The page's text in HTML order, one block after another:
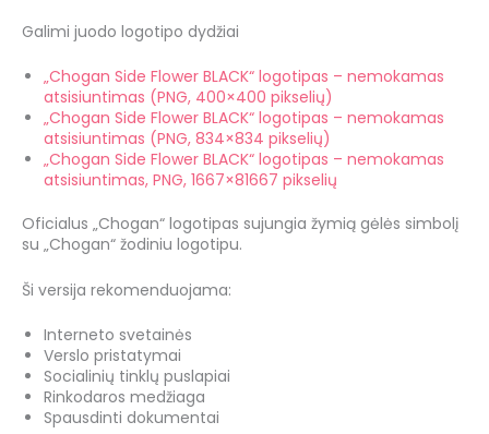
Galimi juodo logotipo dydžiai
„Chogan Side Flower BLACK“ logotipas – nemokamas
atsisiuntimas (PNG, 400×400 pikselių)
„Chogan Side Flower BLACK“ logotipas – nemokamas
atsisiuntimas (PNG, 834×834 pikselių)
„Chogan Side Flower BLACK“ logotipas – nemokamas
atsisiuntimas, PNG, 1667×81667 pikselių
Oficialus „Chogan“ logotipas sujungia žymią gėlės simbolį
su „Chogan“ žodiniu logotipu.
Ši versija rekomenduojama:
Interneto svetainės
Verslo pristatymai
Socialinių tinklų puslapiai
Rinkodaros medžiaga
Spausdinti dokumentai